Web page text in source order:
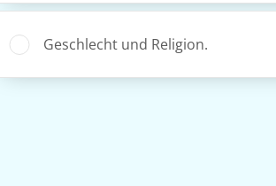
Geschlecht und Religion.